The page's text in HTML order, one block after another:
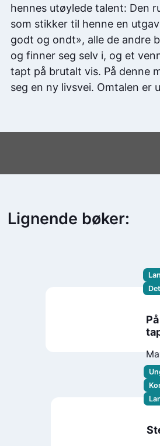
hennes utøylede talent: Den
som stikker til henne en
godt og ondt», alle de andre
og finner seg selv i, og et
tapt på brutalt vis. På denne
seg en ny livsvei. Omtalen er
Lignende bøker: